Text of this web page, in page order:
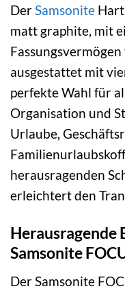
DerSamsonite
matt graphite, mit
ausgestattet mit
perfekte Wahl für
Organisation und
Urlaube,
herausragenden
erleichtert den
Herausragende
Samsonite
Der Samsonite